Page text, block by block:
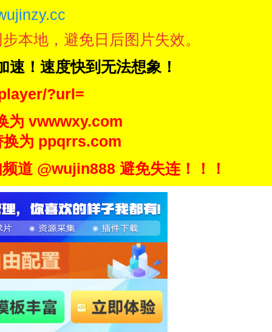
本地，避免日后图片失效。
速！速度快到无法想象！
?url=
为 vwwwxy.com
为 ppqrrs.com
道 @wujin888 避免失连！！！